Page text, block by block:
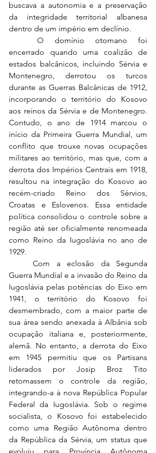
buscava a autonomia e a preservação
da integridade territorial albanesa
dentro de um império em declínio.
	O domínio otomano foi
encerrado quando uma coalizão de
estados balcânicos, incluindo Sérvia e
Montenegro, derrotou os turcos
durante as Guerras Balcânicas de 1912,
incorporando o território do Kosovo
aos reinos da Sérvia e de Montenegro.
Contudo, o ano de 1914 marcou o
início da Primeira Guerra Mundial, um
conflito que trouxe novas ocupações
militares ao território, mas que, com a
derrota dos Impérios Centrais em 1918,
resultou na integração do Kosovo ao
recém-criado Reino dos Sérvios,
Croatas e Eslovenos. Essa entidade
política consolidou o controle sobre a
região até ser oficialmente renomeada
como Reino da Iugoslávia no ano de
1929.
	Com a eclosão da Segunda
Guerra Mundial e a invasão do Reino da
Iugoslávia pelas potências do Eixo em
1941, o território do Kosovo foi
desmembrado, com a maior parte de
sua área sendo anexada à Albânia sob
ocupação italiana e, posteriormente,
alemã. No entanto, a derrota do Eixo
em 1945 permitiu que os Partisans
liderados por Josip Broz Tito
retomassem o controle da região,
integrando-a à nova República Popular
Federal da Iugoslávia. Sob o regime
socialista, o Kosovo foi estabelecido
como uma Região Autônoma dentro
da República da Sérvia, um status que